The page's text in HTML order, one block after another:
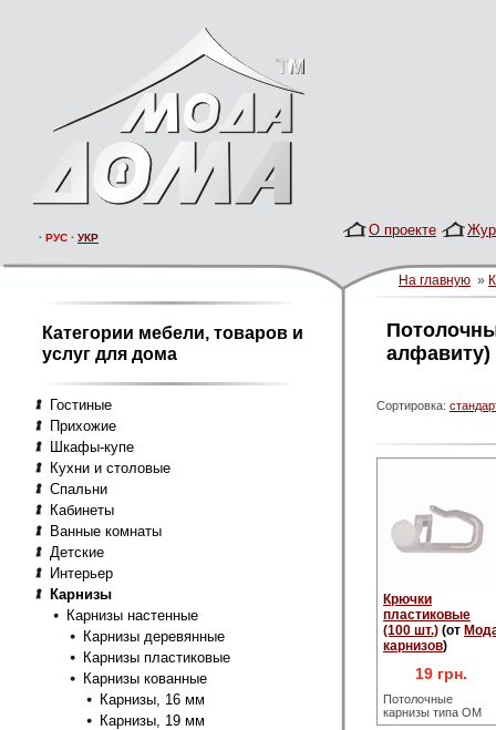
· РУС · УКР О проекте
На главную »
Категории мебели, товаров и
услуг для дома
Гостиные
Прихожие
Шкафы-купе
Кухни и столовые
Спальни
Кабинеты
Ванные комнаты
Детские
Интерьер
Карнизы
Карнизы настенные
Карнизы деревянные
Карнизы пластиковые
Карнизы кованные
Карнизы, 16 мм
Карнизы, 19 мм
алфавиту)
Сортировка:
Крючки
пластиковые
(100 шт.) (от
карнизов)
19 грн.
Потолочные
карнизы типа ОМ